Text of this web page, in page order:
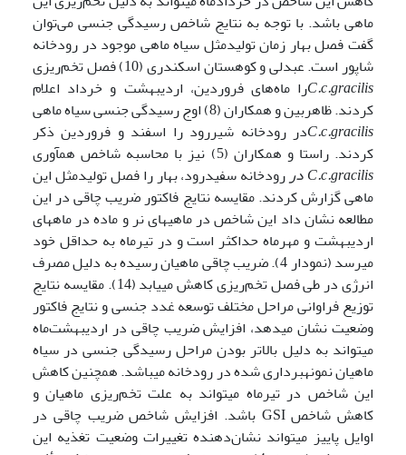
ماهی باشد. با توجه به نتایج شاخص رسیدگی جنسی می‌توان
گفت فصل بهار زمان تولیدمثل سیاه ماهی موجود در رودخانه
شاپور است. عبدلی و کوهستان اسکندری (10) فصل تخم‌ریزی
C.c.gracilisرا ماه‌های فروردین، اردیبهشت و خرداد اعلام
کردند. ظاهربین و همکاران (8) اوج رسیدگی جنسی سیاه ماهی
C.c.gracilis
در رودخانه شیررود را اسفند و فروردین ذکر
کردند. راستا و همکاران (5) نیز با محاسبه شاخص هم­آوری
C.c.gracilis دررودخانه سفیدرود، بهار را فصل تولیدمثل این
ماهی گزارش کردند. مقایسه نتایج فاکتور ضریب چاقی در این
مطالعه نشان داد این شاخص در ماهی­های نر و ماده در ماههای
اردیبهشت و مهرماه حداکثر است و در تیرماه به حداقل خود
می­رسد (نمودار 4). ضریب چاقی ماهیان رسیده به دلیل مصرف
انرژی در طی فصل تخم‌ریزی کاهش می­یابد (14). مقایسه نتایج
توزیع فراوانی مراحل مختلف توسعه غدد جنسی و نتایج فاکتور
وضعیت نشان می­دهد، افزایش ضریب چاقی در اردیبهشت‌ماه
می­تواند به دلیل بالاتر بودن مراحل رسیدگی جنسی در سیاه
ماهیان نمونه­برداری شده در رودخانه می­باشد. همچنین کاهش
این شاخص در تیرماه می­تواند به علت تخم‌ریزی ماهیان و
کاهش شاخص GSI باشد. افزایش شاخص ضریب چاقی در
اوایل پاییز می­تواند نشان‌دهنده تغییرات وضعیت تغذیه این